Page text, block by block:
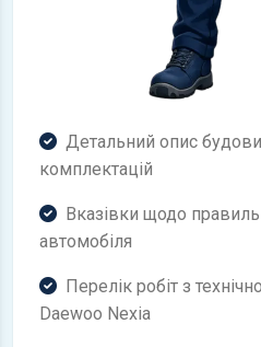
Детальний опис
комплектацій
Вказівки щодо
автомобіля
Перелік робіт з
Daewoo Nexia